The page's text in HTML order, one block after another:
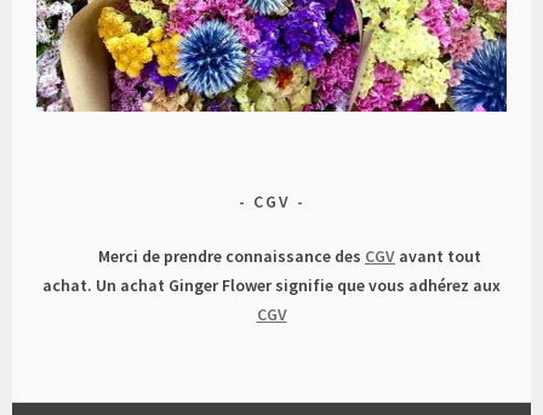
CGV
Merci de prendre connaissance des CGV avant tout
achat. Un achat Ginger Flower signifie que vous adhérez aux
CGV